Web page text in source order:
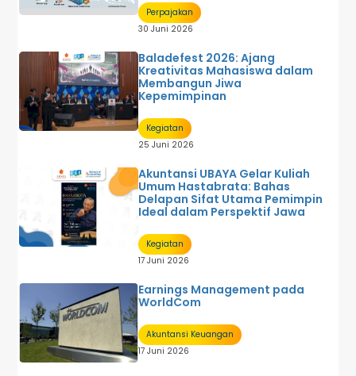
Perpajakan
30 Juni 2026
Baladefest 2026: Ajang
Kreativitas Mahasiswa dalam
Membangun Jiwa
Kepemimpinan
Kegiatan
25 Juni 2026
Akuntansi UBAYA Gelar Kuliah
Umum Hastabrata: Bahas
Delapan Sifat Utama Pemimpin
Ideal dalam Perspektif Jawa
Kegiatan
17 Juni 2026
Earnings Management pada
WorldCom
Akuntansi Keuangan
17 Juni 2026